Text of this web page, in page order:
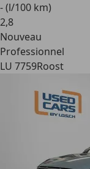
- (l/100 km)
2,8
Nouveau
Professionnel
LU 7759Roost